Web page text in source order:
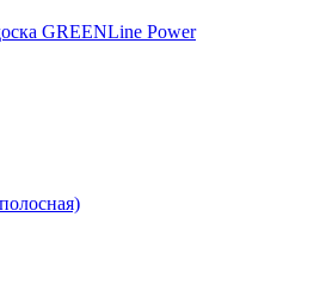
GREENLine Power